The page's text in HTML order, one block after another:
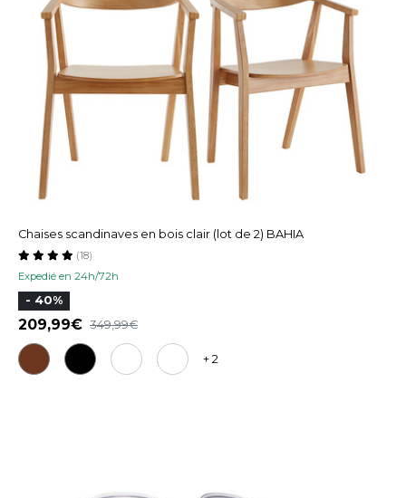
Chaises scandinaves en bois clair (lot de 2) BAHIA
Expedié en 24h/72h
(18)
- 40%
209,99 349,99
+ 2